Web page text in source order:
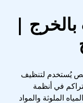
|
يُستخدم لتنظيف
في أنظمة
الملوثة والمواد